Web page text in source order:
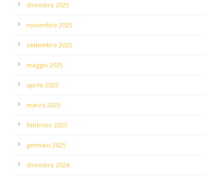
dicembre 2025
novembre 2025
settembre 2025
maggio 2025
aprile 2025
marzo 2025
febbraio 2025
gennaio 2025
dicembre 2024